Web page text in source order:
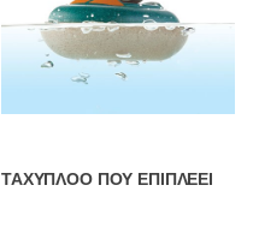
ΤΑΧΥΠΛΟΟ ΠΟΥ ΕΠΙΠΛΕΕΙ